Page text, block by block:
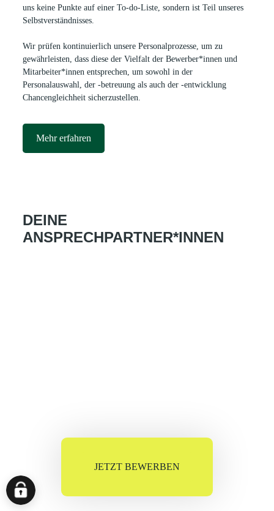
uns keine Punkte auf einer To-do-Liste, sondern ist Teil unseres
Selbstverständnisses.
Wir prüfen kontinuierlich unsere Personalprozesse, um zu
gewährleisten, dass diese der Vielfalt der Bewerber*innen und
Mitarbeiter*innen entsprechen, um sowohl in der
Personalauswahl, der -betreuung als auch der -entwicklung
Chancengleichheit sicherzustellen.
Mehr erfahren
DEINE
ANSPRECHPARTNER*INNEN
Finja Meyer-Thormann
JETZT BEWERBEN